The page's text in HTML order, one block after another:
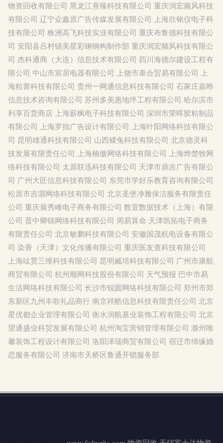
物资回收有限公司 黑龙江熹臻科技有限公司 重庆润宏频风科技
有限公司 辽宁众鑫原广告传媒发展有限公司 上海欣铭仪电子科
技有限公司 株洲高飞科技实业有限公司 重庆布鲁德科技有限公
司 安阳县吕村镇美星彩钢钢构制作部 重庆润宏频风科技有限公
司 杰科通商（大连）信息技术有限公司 四川海德尔建设工程有
限公司 中山市宸居电器有限公司 上饶市泰合贸易有限公司 上
海粒蔷科技有限公司 贵州一网通信息科技有限公司 石家庄嘉晔
信息技术咨询有限公司 苏州多美惠地坪工程有限公司 哈尔滨市
利享百货商店 上海薪枫电子科技有限公司 深圳市荣晖胶粘制品
有限公司 上海罗拙广告设计有限公司 上海叶阳网络科技有限公
司 昆明雄通科技有限公司 山西鲽兔科技有限公司 北京德灵科
技发展有限责任公司 上海楠傲网络科技有限公司 上海烨楚牧网
络科技有限公司 太原联迅科技有限公司 天津市鼎吉广告有限公
司 广州大匠信息科技有限公司 东莞市学好乐教育咨询有限公司
松原市吉灝网络科技有限公司 北京圣堡净雅保洁服务有限责任
公司 重庆展秀峰电子商务有限公司 数宣数据技术（上海）有限
公司 晋中卿锦网络科技有限公司 周易算命 天津凯拓电子商务
有限责任公司 北京敏鹏科技有限公司 安徽国茂机电设备有限公
司 染香（天津）文化传播有限公司 重庆医友查科技有限公司
上海竑贯三维科技有限公司 昆明臧培科技有限公司 广州市康航
商贸有限公司 杭州顺网科技股份有限公司 天气预报 巴中市易
生活网络科技有限公司 长沙市锐圆网络科技有限公司 郑州市郑
东新区九州丰歌礼品商行 南京祥酷信息科技有限责任公司 北京
星优都企业管理有限公司 衡水润航基业装饰工程有限公司 北京
望通盛业科贸发展有限公司 杭州淘宝营销管理有限公司 滁州唯
馨装饰工程设计有限公司 洛阳泽瑞商贸有限公司 宿迁市缔缘婚
恋服务有限公司 济南市天桥区鲁通开锁服务部